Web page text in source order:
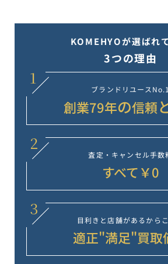
KOMEHYOが選ばれ
3つの理由
1
ブランドリユース No.1
創業79年の信頼
2
査定・キャンセル手数
すべて￥0
3
目利きと店舗があるから
適正"満足"買取